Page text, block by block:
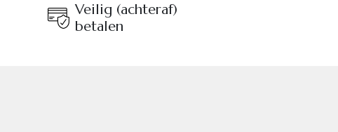
Veilig (achteraf)
betalen